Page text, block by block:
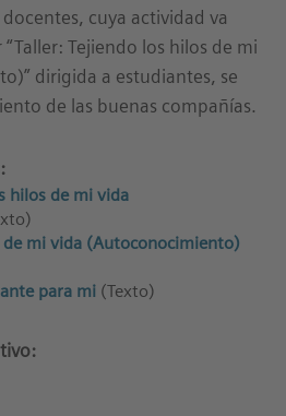
cuya actividad va
Tejiendo los hilos de mi
dirigida a estudiantes, se
de las buenas compañías.
hilos de mi vida
de mi vida (Autoconocimiento)
para mi (Texto)